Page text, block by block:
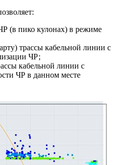
(в пико кулонах) в режиме
трассы кабельной линии с
ЧР;
кабельной линии с
ЧР в данном месте